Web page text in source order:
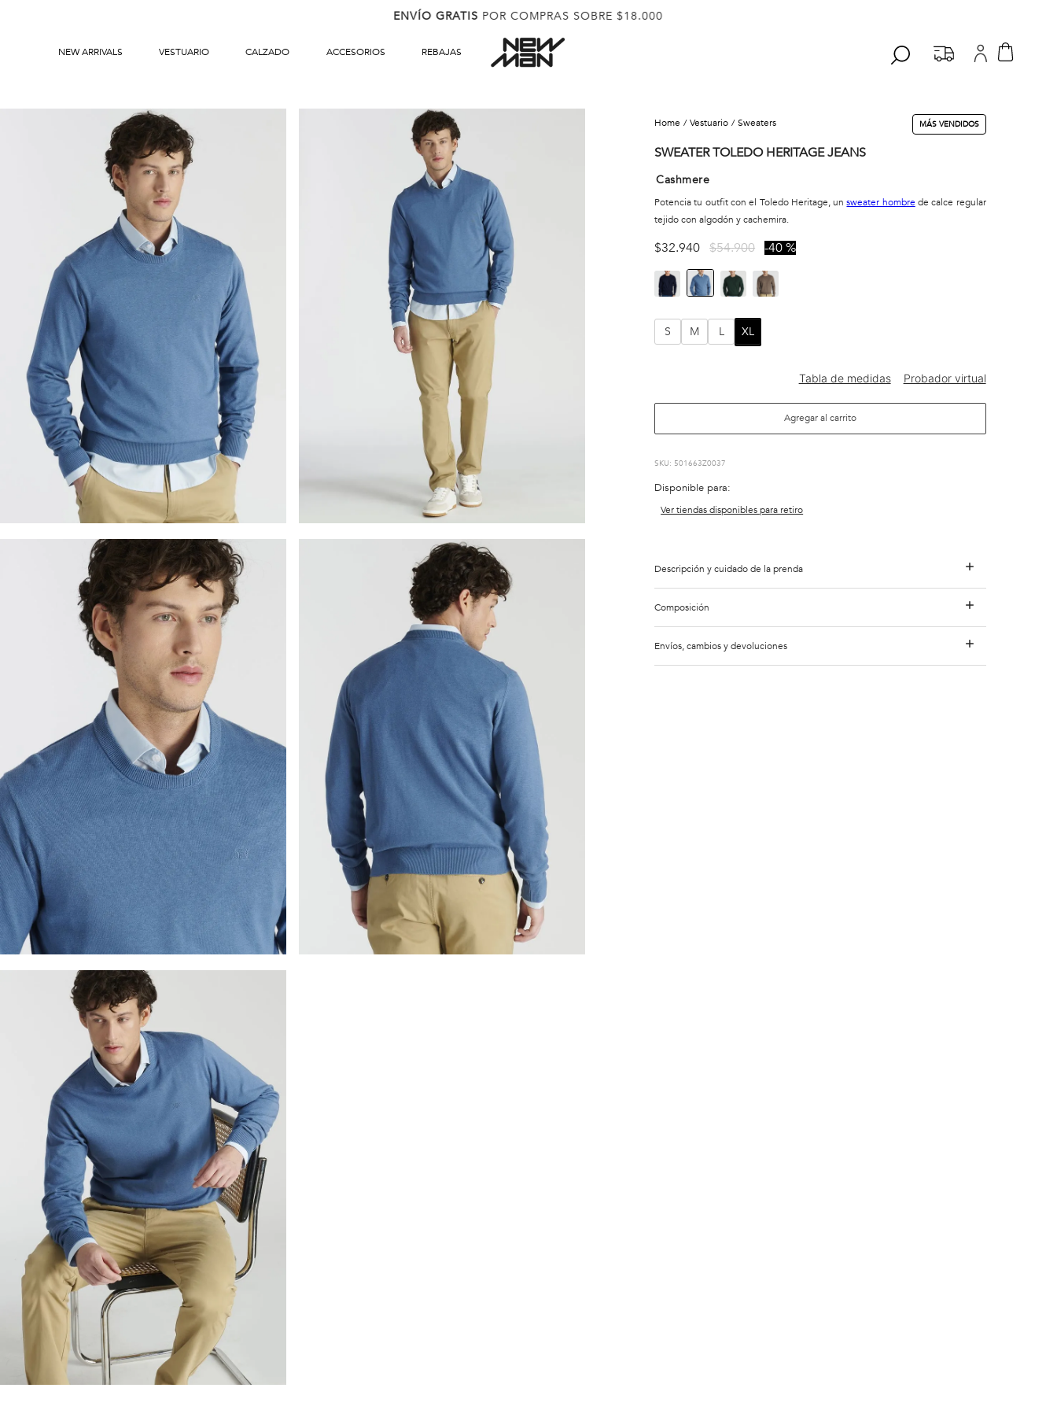
ENVÍO GRATIS POR COMPRAS SOBRE $18.000
NEW ARRIVALS VESTUARIO CALZADO ACCESORIOS REBAJAS
vestuario sweaters MÁS VENDIDOS
SWEATER TOLEDO HERITAGE JEANS
Cashmere
Potencia tu outfit con el Toledo Heritage, unsweater hombre de calce regular
tejido con algodón y cachemira.
$32.940 $54.900 40 %
S M L XL
Agregar al carrito
: 501663Z0037
Disponible para:
Ver tiendas disponibles para retiro
Descripción y cuidado de la prenda
Composición
Envíos, cambios y devoluciones